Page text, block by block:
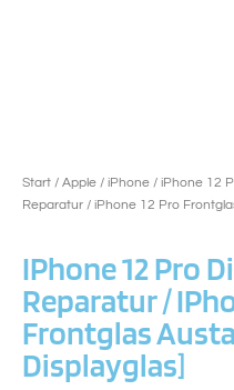
Start / Apple / iPhone / iPhone 12
Reparatur / iPhone 12 Pro
IPhone 12 Pro
Reparatur /
Frontglas
Displayglas]